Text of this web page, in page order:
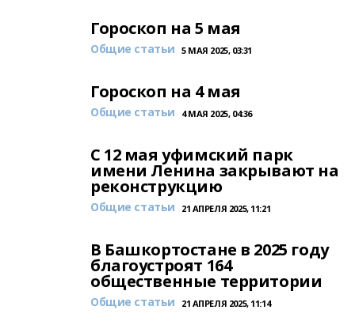
Гороскоп на 5 мая
Общие статьи 5 МАЯ 2025, 03:31
Гороскоп на 4 мая
Общие статьи 4 МАЯ 2025, 04:36
С 12 мая уфимский парк
имени Ленина закрывают на
реконструкцию
Общие статьи 21 АПРЕЛЯ 2025, 11:21
В Башкортостане в 2025 году
благоустроят 164
общественные территории
Общие статьи 21 АПРЕЛЯ 2025, 11:14